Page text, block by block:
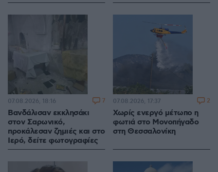
Βανδάλισαν εκκλησάκι
στον Σαρωνικό,
προκάλεσαν ζημιές και στο
Ιερό, δείτε φωτογραφίες
07.08.2026, 18:16 7
Χωρίς ενεργό μέτωπο η
φωτιά στο Μονοπήγαδο
στη Θεσσαλονίκη
07.08.2026, 17:37 2